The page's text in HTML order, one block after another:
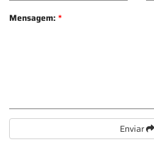
Mensagem:*
Enviar